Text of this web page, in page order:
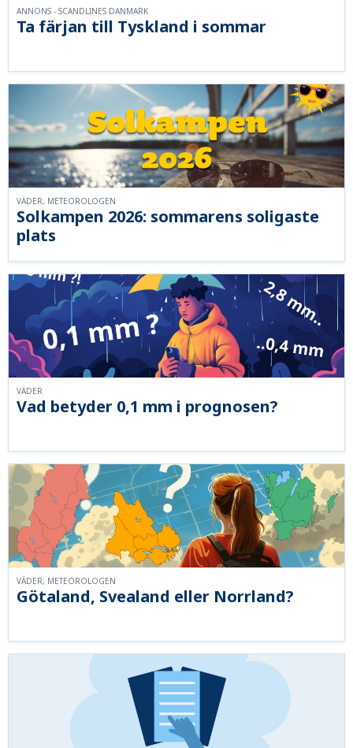
Ta färjan till Tyskland i sommar
ANNONS - SCANDLINES DANMARK
Solkampen 2026: sommarens soligaste
plats
VÄDER, METEOROLOGEN
Vad betyder 0,1 mm i prognosen?
VÄDER
Götaland, Svealand eller Norrland?
VÄDER, METEOROLOGEN